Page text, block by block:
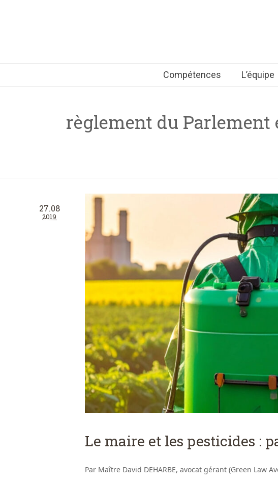
Compétences L’équipe
règlement du Parlement
27.08
2019
Le maire et les pesticides :
Par Maître David DEHARBE, avocat gérant (Green Law